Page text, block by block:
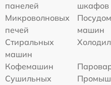
панелей
шкафов
Микроволновых
печей
машин
Стиральных
машин
Кофемашин
Сушильных